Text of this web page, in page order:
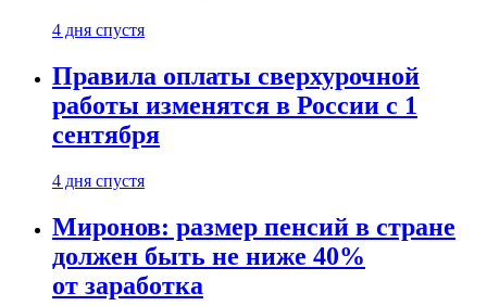
4 дня спустя
Правила оплаты сверхурочной
работы изменятся в России с 1
сентября
4 дня спустя
Миронов: размер пенсий в стране
должен быть не ниже 40%
от заработка